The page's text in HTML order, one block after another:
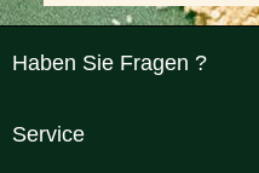
Haben Sie Fragen ?
Service